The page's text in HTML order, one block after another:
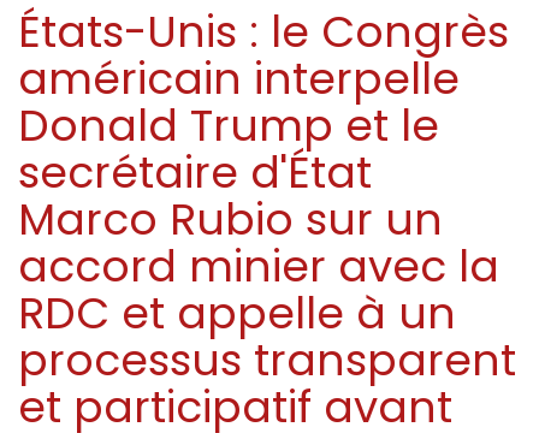
États-Unis : le Congrès
américain interpelle
Donald Trump et le
secrétaire d'État
Marco Rubio sur un
accord minier avec la
RDC et appelle à un
processus transparent
et participatif avant